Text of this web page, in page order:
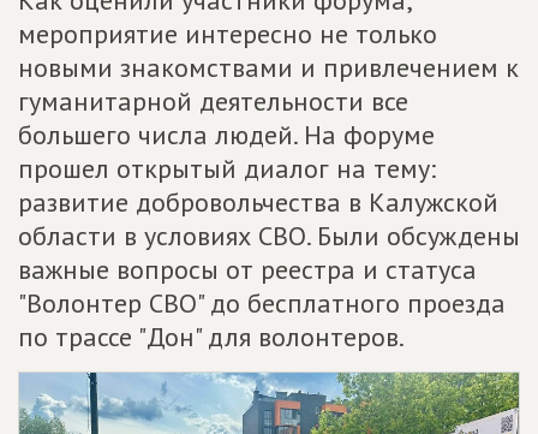
мероприятие интересно не только
новыми знакомствами и привлечением к
гуманитарной деятельности все
большего числа людей. На форуме
прошел открытый диалог на тему:
развитие добровольчества в Калужской
области в условиях СВО. Были обсуждены
важные вопросы от реестра и статуса
"Волонтер СВО" до бесплатного проезда
по трассе "Дон" для волонтеров.